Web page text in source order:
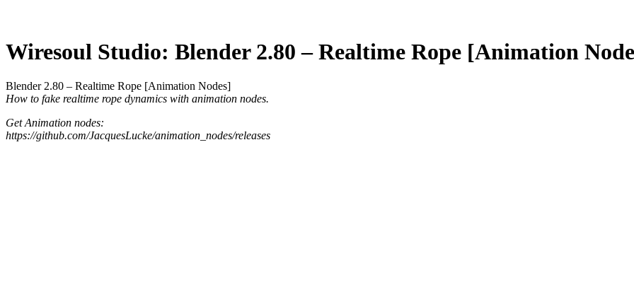
Wiresoul Studio: Blender 2.80 – Realtime Rope [Animation
Blender 2.80 – Realtime Rope [Animation Nodes]
How to fake realtime rope dynamics with animation nodes.
Get Animation nodes:
https://github.com/JacquesLucke/animation_nodes/releases